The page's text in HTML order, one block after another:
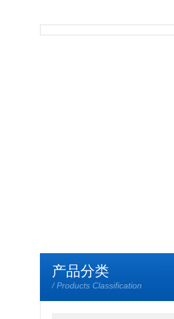
产品分类
/ Products Classification